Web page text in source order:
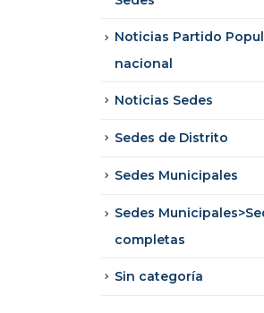
Noticias Partido
nacional
Noticias Sedes
Sedes de Distrito
Sedes Municipales
Sedes
completas
Sin categoría